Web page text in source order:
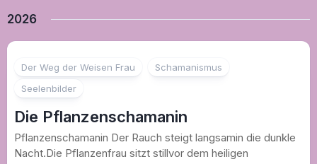
2026
Der Weg der Weisen Frau
Schamanismus
Seelenbilder
Die Pflanzenschamanin
Pflanzenschamanin Der Rauch steigt langsamin die dunkle
Nacht.Die Pflanzenfrau sitzt stillvor dem heiligen